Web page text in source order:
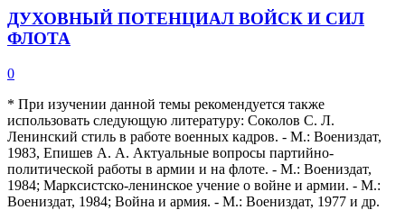
ДУХОВНЫЙ ПОТЕНЦИАЛ ВОЙСК И СИЛ
ФЛОТА
0
* При изучении данной темы рекомендуется также
использовать следующую литературу: Соколов С. Л.
Ленинский стиль в работе военных кадров. - М.: Воениздат,
1983, Епишев А. А. Актуальные вопросы партийно-
политической работы в армии и на флоте. - М.: Воениздат,
1984; Марксистско-ленинское учение о войне и армии. - М.:
Воениздат, 1984; Война и армия. - М.: Воениздат, 1977 и др.